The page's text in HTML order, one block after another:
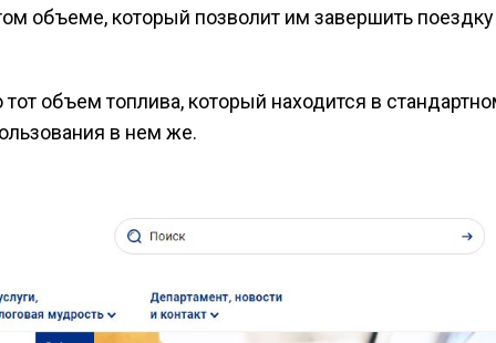
объеме, который позволит им завершить
объем топлива, который находится в
в нем же.